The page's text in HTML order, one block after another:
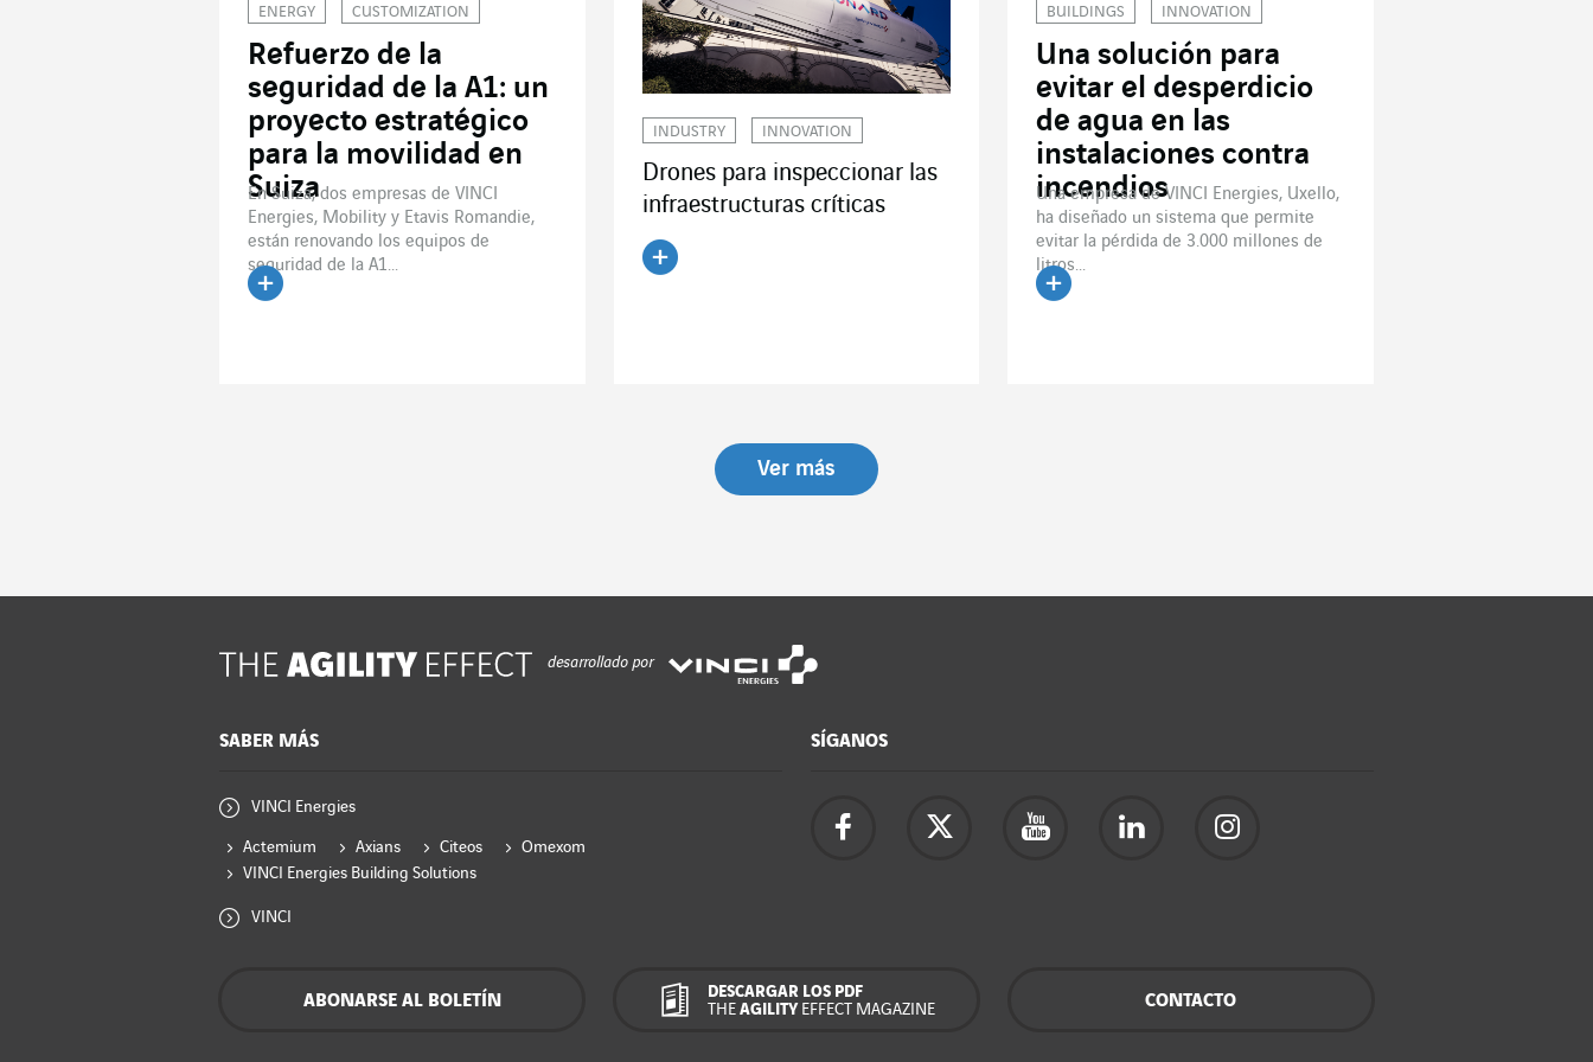
ENERGY CUSTOMIZATION
Refuerzo de la
seguridad de la A1: un
proyecto estratégico
para la movilidad en
Suiza
En Suiza, dos empresas de VINCI
Energies, Mobility y Etavis Romandie,
están renovando los equipos de
seguridad de la A1...
INDUSTRY INNOVATION
Drones para inspeccionar las
infraestructuras críticas
BUILDINGS INNOVATION
Una solución para
evitar el desperdicio
de agua en las
instalaciones contra
incendios
Una empresa de VINCI Energies, Uxello,
ha diseñado un sistema que permite
evitar la pérdida de 3.000 millones de
litros...
Ver más
desarrollado por
SABER MÁS
VINCI Energies
Actemium Axians Citeos
Omexom
VINCI Energies Building Solutions
VINCI
SÍGANOS
ABONARSE AL BOLETÍN
DESCARGAR LOS PDF
THEAGILITY EFFECT MAGAZINE CONTACTO